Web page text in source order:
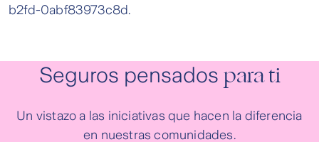
Seguros pensados para ti
Un vistazo a las iniciativas que hacen la diferencia
en nuestras comunidades.